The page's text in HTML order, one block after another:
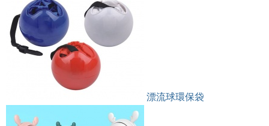
漂流球環保袋